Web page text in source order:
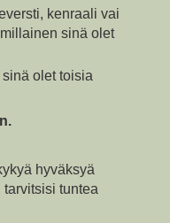
kenraali vai
sinä olet
olet toisia
hyväksyä
tuntea